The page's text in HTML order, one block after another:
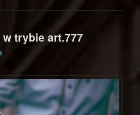
trybie art.777